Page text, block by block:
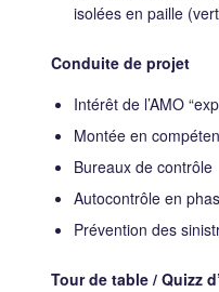
isolées en paille
Conduite de projet
Intérêt de l’AMO
Montée en
Bureaux de contrôle
Autocontrôle en
Prévention des
Tour de table / Quizz